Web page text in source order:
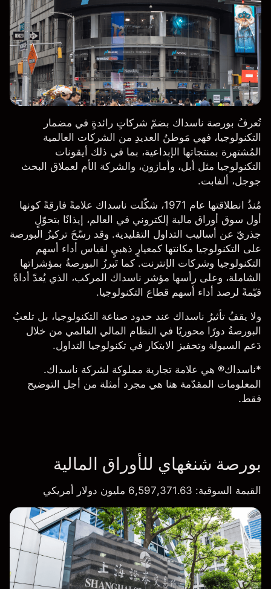
تُعرفُ بورصة ناسداك بضمّ شركاتٍ رائدةٍ في مضمار
التكنولوجيا، فهي مَوطنُ العديدِ من الشركات العالمية
المُشتهرة بمنتجاتها الإبداعية، بما في ذلك أيقونات
التكنولوجيا مثل أبل، و أمازون، والشركة الأم لعملاق البحث
جوجل، ألفابت.
مُنذُ انطلاقتها عام 1971، شكّلت ناسداك علامةً فارقةً كونها
أول سوق أوراق مالية إلكتروني في العالم، إيذانًا بتحوّلٍ
جذريّ عن أساليب التداول التقليدية. وقد رسّخَ تركيزُ البورصة
على التكنولوجيا مكانتها كمعيارٍ ذهبيٍ لقياس أداء أسهم
التكنولوجيا وشركات الإنترنت. كما تَبرزُ البورصةُ بمؤشراتها
الشاملة، وعلى رأسها مؤشر ناسداك المركب، الذي يُعدّ أداةً
قيّمةً لرصد أداء أسهم قطاع التكنولوجيا.
ولا يقفُ تأثيرُ ناسداك عند حدود صناعة التكنولوجيا، بل تلعبُ
البورصةُ دورًا محوريًا في النظام المالي العالمي من خلال
دَعم السيولة وتحفيز الابتكار في تكنولوجيا التداول.
*ناسداك® هي علامة تجارية مملوكة لشركة ناسداك.
المعلومات المقدّمة هنا هي مجرد أمثلة من أجل التوضيح
فقط.
بورصة شنغهاي للأوراق المالية
القيمة السوقية: 6,597,371.63 مليون دولار أمريكي